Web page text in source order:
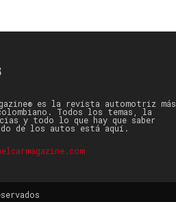
es la revista automotriz más
Todos los temas, la
y todo lo que hay que saber
de los autos está aquí.